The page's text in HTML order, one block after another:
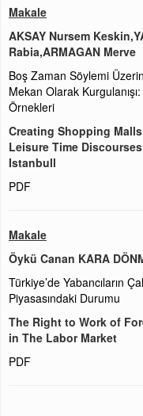
Makale
AKSAY Nursem
Rabia,ARMAGAN Merve
Boş Zaman Söylemi
Mekan Olarak
Örnekleri
Creating Shopping
Leisure Time
Istanbull
PDF
Makale
Öykü Canan KARA
Türkiye’de Yabancıların
Piyasasındaki Durumu
The Right to Work of
in The Labor Market
PDF